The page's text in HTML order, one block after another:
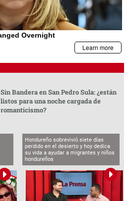
Sin Bandera en San Pedro Sula: ¿están
listos para una noche cargada de
romanticismo?
Hondureño sobrevivió siete días
perdido en el desierto y hoy dedica
su vida a ayudar a migrantes y niños
hondureños